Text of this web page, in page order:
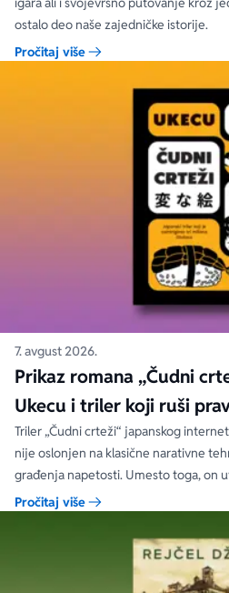
ostalo deo naše zajedničke istorije.
Pročitaj više
7. avgust 2026.
Prikaz romana „Čudni
Ukecu i triler koji ruši
Triler „Čudni crteži“ japanskog
nije oslonjen na klasične narativne
građenja napetosti. Umesto toga, on
priložene ilustracije govore više od
Pročitaj više